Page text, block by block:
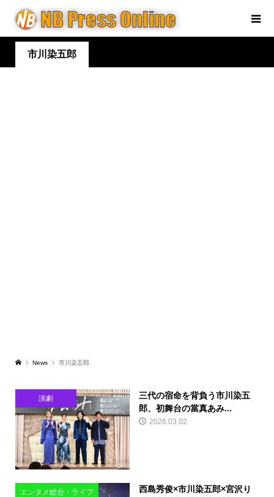
市川染五郎
News 市川染五郎
演劇
三代の宿命を背負う市川染五
郎、初舞台の當真あみ...
2026.03.02
エンタメ総合・ライフ
西島秀俊×市川染五郎×宮沢り